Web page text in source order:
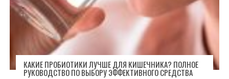
КАКИЕ ПРОБИОТИКИ ЛУЧШЕ ДЛЯ КИШЕЧНИКА? ПОЛНОЕ
РУКОВОДСТВО ПО ВЫБОРУ ЭФФЕКТИВНОГО СРЕДСТВА